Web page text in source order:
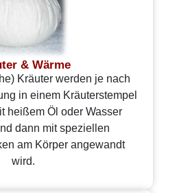
& Wärme
Kräuter werden je nach
in einem Kräuterstempel
heißem Öl oder Wasser
dann mit speziellen
am Körper angewandt
wird.